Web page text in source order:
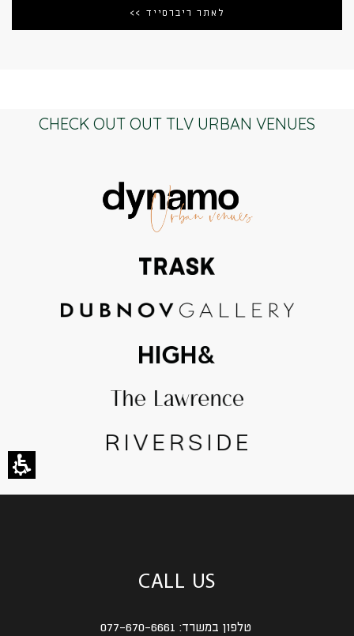
לאתר ריברסייד >>
CHECK OUT OUT TLV URBAN VENUES
CALL US
טלפון במשרד: 077-670-6661